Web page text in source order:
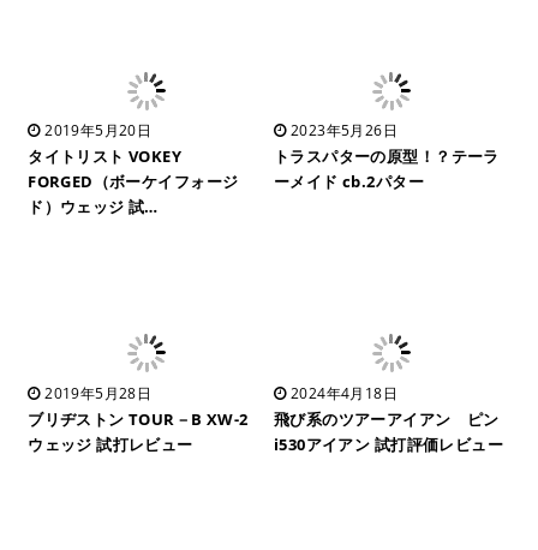
2019年5月20日
タイトリスト VOKEY
FORGED（ボーケイフォージ
ド）ウェッジ 試…
2023年5月26日
トラスパターの原型！？テーラ
ーメイド cb.2パター
2019年5月28日
ブリヂストン TOUR－B XW-2
ウェッジ 試打レビュー
2024年4月18日
飛び系のツアーアイアン ピン
i530アイアン 試打評価レビュー